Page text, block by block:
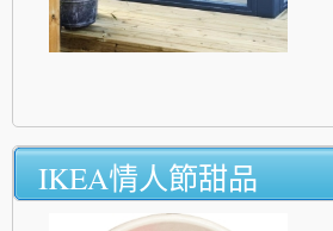
IKEA情人節甜品